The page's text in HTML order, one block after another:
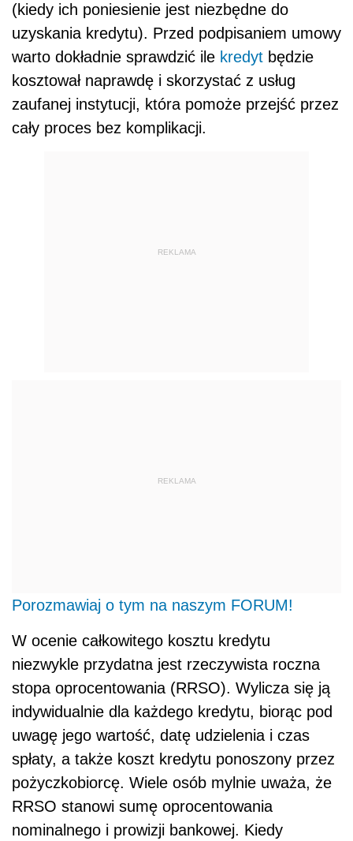
(kiedy ich poniesienie jest niezbędne do
uzyskania kredytu). Przed podpisaniem umowy
warto dokładnie sprawdzić ile kredyt będzie
kosztował naprawdę i skorzystać z usług
zaufanej instytucji, która pomoże przejść przez
cały proces bez komplikacji.
REKLAMA
REKLAMA
Porozmawiaj o tym na naszym FORUM!
W ocenie całkowitego kosztu kredytu
niezwykle przydatna jest rzeczywista roczna
stopa oprocentowania (RRSO). Wylicza się ją
indywidualnie dla każdego kredytu, biorąc pod
uwagę jego wartość, datę udzielenia i czas
spłaty, a także koszt kredytu ponoszony przez
pożyczkobiorcę. Wiele osób mylnie uważa, że
RRSO stanowi sumę oprocentowania
nominalnego i prowizji bankowej. Kiedy